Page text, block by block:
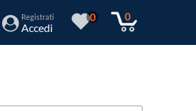
Registrati
Accedi
0 0